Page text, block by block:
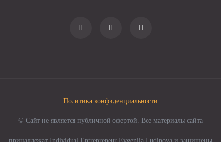
© Сайт не является публичной офертой. Все материалы сайта
принадлежат Individual Entrepreneur Evgeniia Ludinova и защищены
Политика конфиденциальности